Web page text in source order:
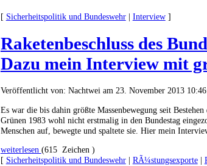
[ Sicherheitspolitik und Bundeswehr| Interview]
Raketenbeschluss des
Dazu mein Interview mit
Veröffentlicht von: Nachtwei am 23. November 2013
Es war die bis dahin größte Massenbewegung seit
Grünen 1983 wohl nicht erstmalig in den Bundestag
Menschen auf, bewegte und spaltete sie. Hier mein
weiterlesen (615 Zeichen )
[ Sicherheitspolitik und Bundeswehr| RÃ¼stungsexporte|